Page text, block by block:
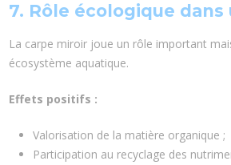
7. Rôle écologique dans
La carpe miroir joue un rôle important
écosystème aquatique.
Effets positifs :
Valorisation de la matière organique ;
Participation au recyclage des